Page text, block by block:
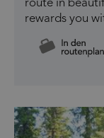
route in
rewards you